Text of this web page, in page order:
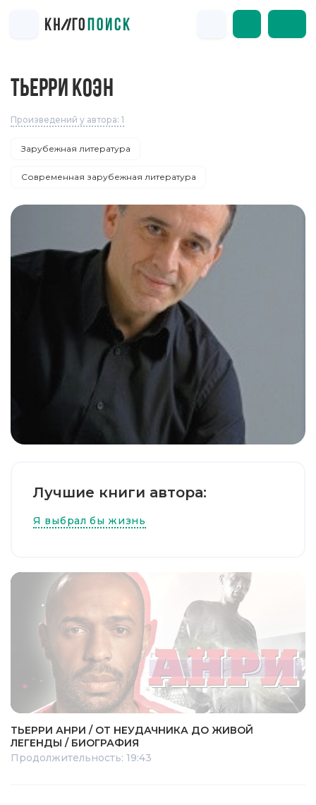
ТЬЕРРИ КОЭН
Произведений у автора: 1
Зарубежная литература
Современная зарубежная литература
Лучшие книги автора:
Я выбрал бы жизнь
ТЬЕРРИ АНРИ / ОТ НЕУДАЧНИКА ДО ЖИВОЙ
ЛЕГЕНДЫ / БИОГРАФИЯ
Продолжительность: 19:43